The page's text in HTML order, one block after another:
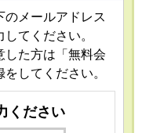
のメールアドレス
てください。
した方は「無料会
してください。
ください